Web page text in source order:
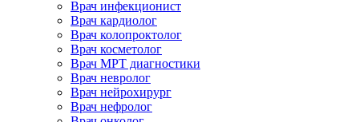
Врач инфекционист
Врач кардиолог
Врач колопроктолог
Врач косметолог
Врач МРТ диагностики
Врач невролог
Врач нейрохирург
Врач нефролог